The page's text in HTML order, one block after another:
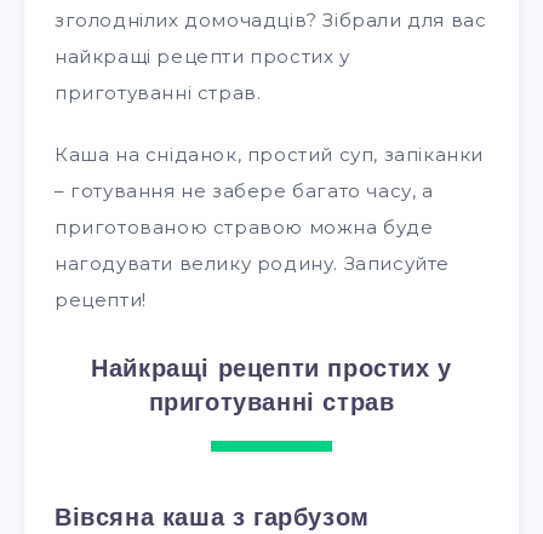
зголоднілих домочадців? Зібрали для вас
найкращі рецепти простих у
приготуванні страв.
Каша на сніданок, простий суп, запіканки
– готування не забере багато часу, а
приготованою стравою можна буде
нагодувати велику родину. Записуйте
рецепти!
Найкращі рецепти простих у
приготуванні страв
Вівсяна каша з гарбузом